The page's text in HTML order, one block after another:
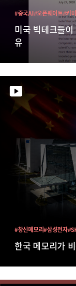
미국 빅테크들
유
#중국AI#오픈웨이트#키미
한국 메모리가
#창신메모리#삼성전자